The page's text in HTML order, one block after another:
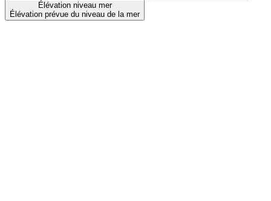
Élévation niveau mer
Élévation prévue du niveau de la mer